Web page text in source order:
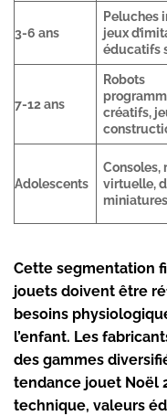
3-6 ans
Peluches
jeux
éducatifs
7-12 ans
Robots
créatifs,
Adolescents
Consoles,
virtuelle,
miniatures
Cette segmentation
jouets doivent être
besoins
l’enfant. Les
des gammes
tendance jouet Noël
technique, valeurs